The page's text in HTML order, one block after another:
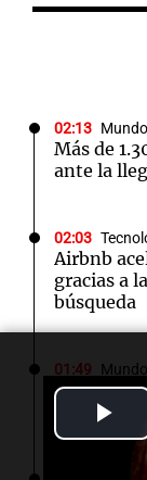
02:13 Mundo
Más de
ante la
02:03
Airbnb
gracias a
búsqueda
01:49 Mundo
El
un